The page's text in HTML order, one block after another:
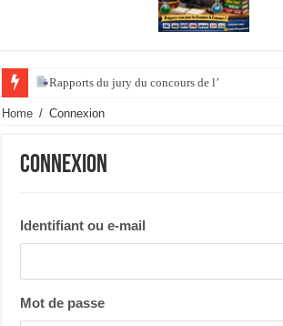
Rapports du jury du concours de l’ agrégation de
Home / Connexion
Connexion
Identifiant ou e-mail
Mot de passe